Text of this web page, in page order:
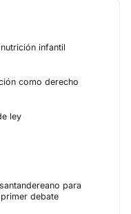
infantil
como derecho
ley
para
debate